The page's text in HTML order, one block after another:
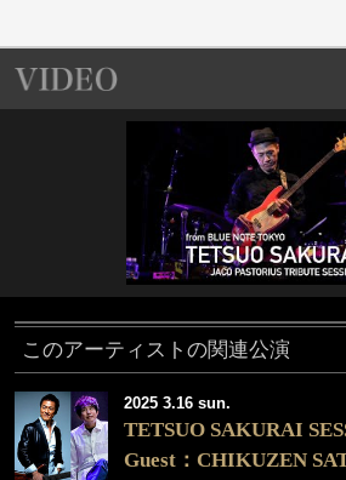
このアーティストの関連公演
2025 3.16 sun.
TETSUO SAKURAI
Guest：CHIKUZEN